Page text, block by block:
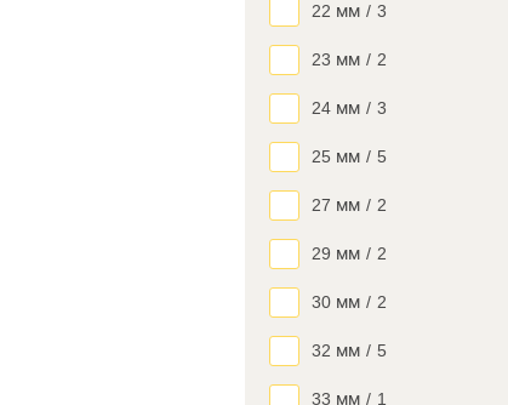
22 мм / 3
23 мм / 2
24 мм / 3
25 мм / 5
27 мм / 2
29 мм / 2
30 мм / 2
32 мм / 5
33 мм / 1